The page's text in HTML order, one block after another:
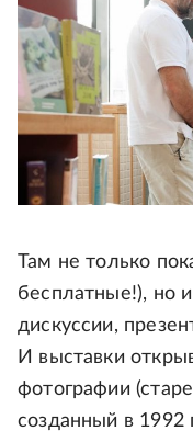
Там не только
бесплатные!), но
дискуссии,
И выставки
фотографии
созданный в 1992